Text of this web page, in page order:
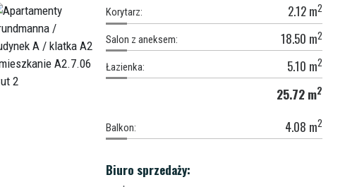
Korytarz: 2.12 m2
Salon z aneksem: 18.50 m2
Łazienka: 5.10 m2
25.72 m2
Balkon: 4.08 m2
Biuro sprzedaży: